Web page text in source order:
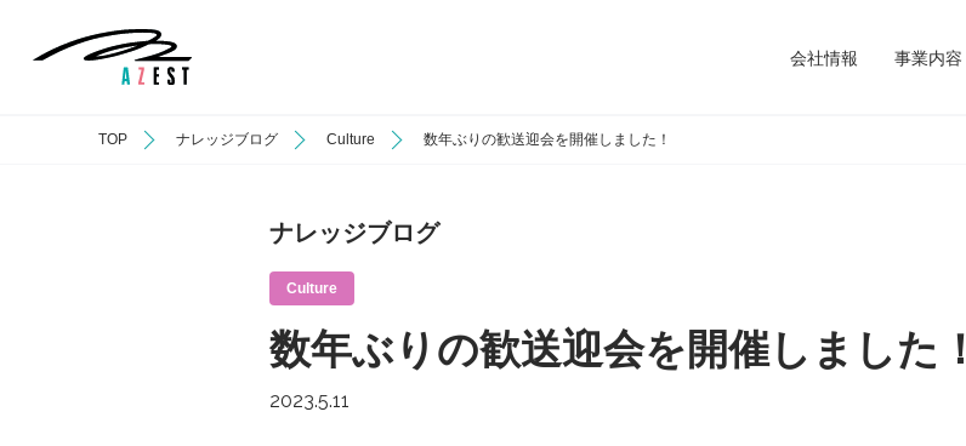
会社情報 事業内容
TOP ナレッジブログ Culture 数年ぶりの歓送迎会を開催しました！
ナレッジブログ
Culture
数年ぶりの歓送迎会を開催しました！
2023.5.11